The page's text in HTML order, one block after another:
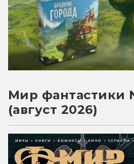
Мир фантастики
(август 2026)